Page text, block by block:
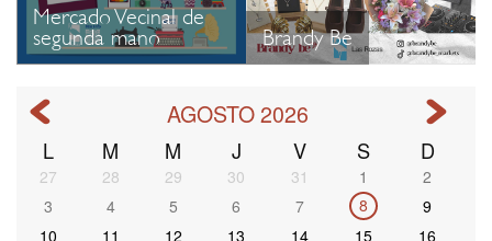
Mercado Vecinal de
segunda mano
Brandy Be
AGOSTO 2026
Paginación
L M M J V S D
27 28 29 30 31 1
2
3
4 5 6 7 8
9
10
11 12 13 14 15 16